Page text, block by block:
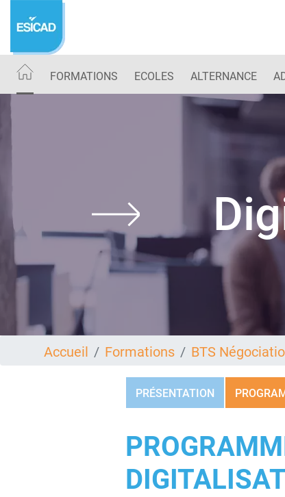
contenu
FORMATIONS ECOLES ALTERNANCE
Accueil Formations BTS
PRÉSENTATION